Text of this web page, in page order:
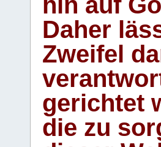
Daher
Zweifel
gerichtet
die zu